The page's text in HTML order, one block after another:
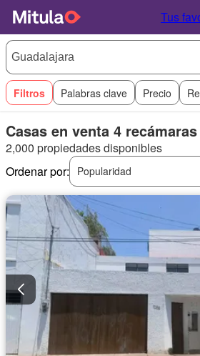
Tus
Filtros Palabras clave Precio
Casas en venta 4
2,000 propiedades disponibles
Ordenar por:
Popularidad